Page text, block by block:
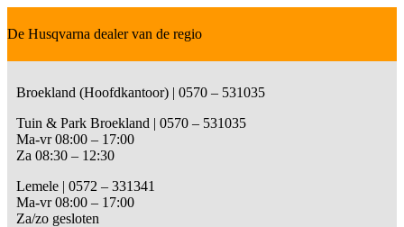
De Husqvarna dealer van de regio
Broekland (Hoofdkantoor) | 0570 – 531035
Tuin & Park Broekland | 0570 – 531035
Ma-vr 08:00 – 17:00
Za 08:30 – 12:30
Lemele | 0572 – 331341
Ma-vr 08:00 – 17:00
Za/zo gesloten